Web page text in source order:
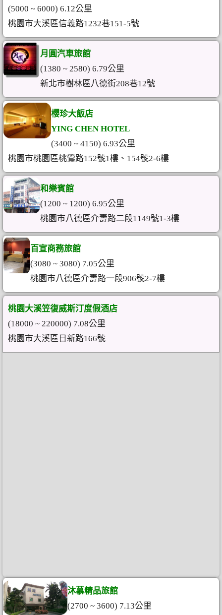
(5000 ~ 6000) 6.12公里
桃園市大溪區信義路1232巷151-5號
月圓汽車旅館
(1380 ~ 2580) 6.79公里
新北市樹林區八德街208巷12號
櫻珍大飯店
YING CHEN HOTEL
(3400 ~ 4150) 6.93公里
桃園市桃園區桃鶯路152號1樓、154號2-6樓
和樂賓館
(1200 ~ 1200) 6.95公里
桃園市八德區介壽路二段1149號1-3樓
百宣商務旅館
(3080 ~ 3080) 7.05公里
桃園市八德區介壽路一段906號2-7樓
桃園大溪笠復威斯汀度假酒店
(18000 ~ 220000) 7.08公里
桃園市大溪區日新路166號
沐慕精品旅館
(2700 ~ 3600) 7.13公里